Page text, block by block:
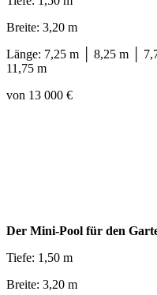
Breite: 3,20 m
Länge: 7,25 m │ 8,25 m │
11,75 m
von 13 000 €
Der Mini-Pool für den
Tiefe: 1,50 m
Breite: 3,20 m